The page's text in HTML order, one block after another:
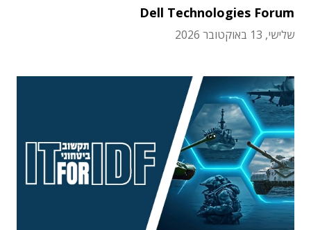
Dell Technologies Forum
שלישי, 13 באוקטובר 2026